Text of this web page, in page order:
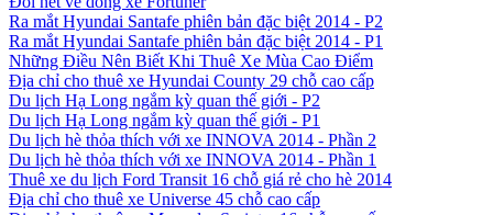
Ra mắt Hyundai Santafe phiên bản đặc biệt 2014 - P2
Ra mắt Hyundai Santafe phiên bản đặc biệt 2014 - P1
Những Điều Nên Biết Khi Thuê Xe Mùa Cao Điểm
Địa chỉ cho thuê xe Hyundai County 29 chỗ cao cấp
Du lịch Hạ Long ngắm kỳ quan thế giới - P2
Du lịch Hạ Long ngắm kỳ quan thế giới - P1
Du lịch hè thỏa thích với xe INNOVA 2014 - Phần 2
Du lịch hè thỏa thích với xe INNOVA 2014 - Phần 1
Thuê xe du lịch Ford Transit 16 chỗ giá rẻ cho hè 2014
Địa chỉ cho thuê xe Universe 45 chỗ cao cấp